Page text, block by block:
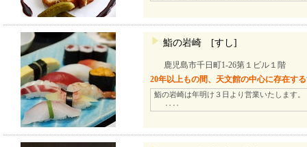
鮨の岩崎 [すし]
鹿児島市千日町1-26第１ビル１階
20年以上もの間、天文館の中心に存在す
鮨の岩崎は年明け３日より営業いたします。
‥‥